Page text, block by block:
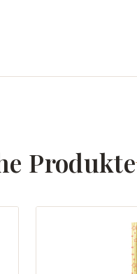
Produkte